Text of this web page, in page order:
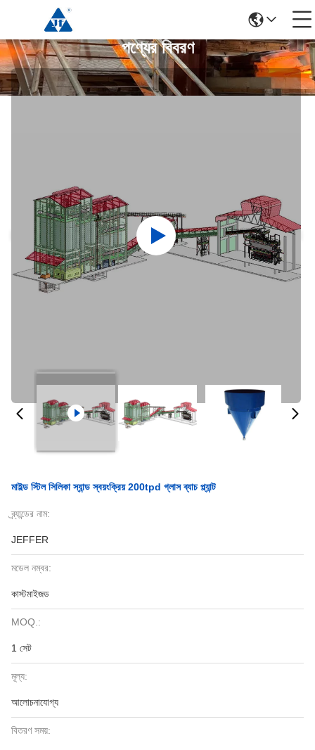
পণ্যের বিবরণ
মাইল্ড স্টিল সিলিকা স্যান্ড স্বয়ংক্রিয় 200tpd গ্লাস ব্যাচ প্ল্যান্ট
ব্র্যান্ডের নাম:
JEFFER
মডেল নম্বর:
কাস্টমাইজড
MOQ.:
1 সেট
মূল্য:
আলোচনাযোগ্য
বিতরণ সময়: